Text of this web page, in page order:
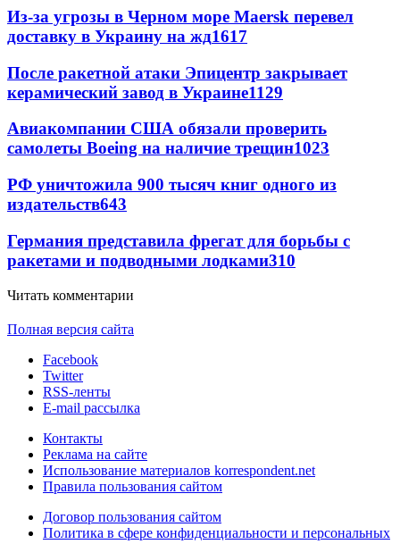
Из-за угрозы в Черном море Maersk перевел
доставку в Украину на жд1617
После ракетной атаки Эпицентр закрывает
керамический завод в Украине1129
Авиакомпании США обязали проверить
самолеты Boeing на наличие трещин1023
РФ уничтожила 900 тысяч книг одного из
издательств643
Германия представила фрегат для борьбы с
ракетами и подводными лодками310
Читать комментарии
Полная версия сайта
Facebook
Twitter
RSS-ленты
E-mail рассылка
Контакты
Реклама на сайте
Использование материалов korrespondent.net
Правила пользования сайтом
Договор пользования сайтом
Политика в сфере конфиденциальности и персональных